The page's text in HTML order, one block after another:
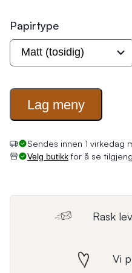
Papirtype
Lag meny
Sendes innen 1 virkedag
Velg butikkfor å se
Rask
Vi